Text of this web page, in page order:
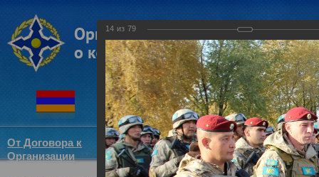
От Договора к
Организации
Структура
ОДКБ
Новости
14 из 79